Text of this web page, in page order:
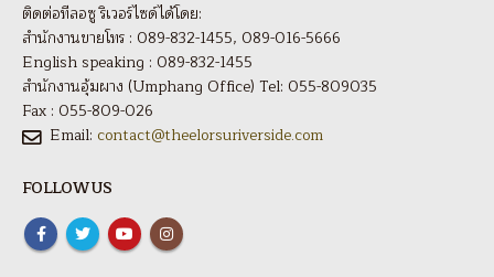
ติดต่อทีลอซู ริเวอร์ไซด์ได้โดย:
สำนักงานขายโทร : 089-832-1455, 089-016-5666
English speaking : 089-832-1455
สำนักงานอุ้มผาง (Umphang Office) Tel: 055-809035
Fax : 055-809-026
Email: contact@theelorsuriverside.com
FOLLOW US